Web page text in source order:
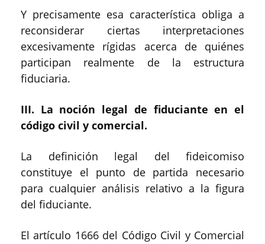
Y precisamente esa característica obliga a
reconsiderar ciertas interpretaciones
excesivamente rígidas acerca de quiénes
participan realmente de la estructura
fiduciaria.
III. La noción legal de fiduciante en el
código civil y comercial.
La definición legal del fideicomiso
constituye el punto de partida necesario
para cualquier análisis relativo a la figura
del fiduciante.
El artículo 1666 del Código Civil y Comercial